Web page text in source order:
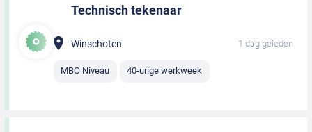
Technisch tekenaar
Winschoten 1 dag geleden
MBO Niveau 40-urige werkweek